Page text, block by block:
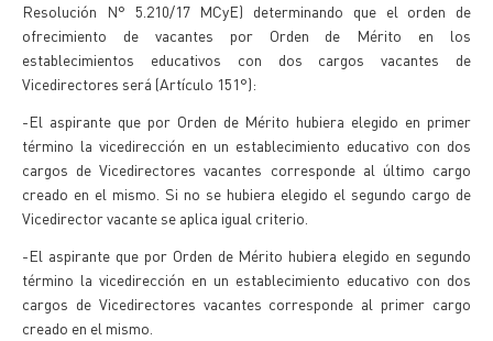
Resolución N° 5.210/17 MCyE) determinando que el orden de
ofrecimiento de vacantes por Orden de Mérito en los
establecimientos educativos con dos cargos vacantes de
Vicedirectores será (Artículo 151°):
-El aspirante que por Orden de Mérito hubiera elegido en primer
término la vicedirección en un establecimiento educativo con dos
cargos de Vicedirectores vacantes corresponde al último cargo
creado en el mismo. Si no se hubiera elegido el segundo cargo de
Vicedirector vacante se aplica igual criterio.
-El aspirante que por Orden de Mérito hubiera elegido en segundo
término la vicedirección en un establecimiento educativo con dos
cargos de Vicedirectores vacantes corresponde al primer cargo
creado en el mismo.